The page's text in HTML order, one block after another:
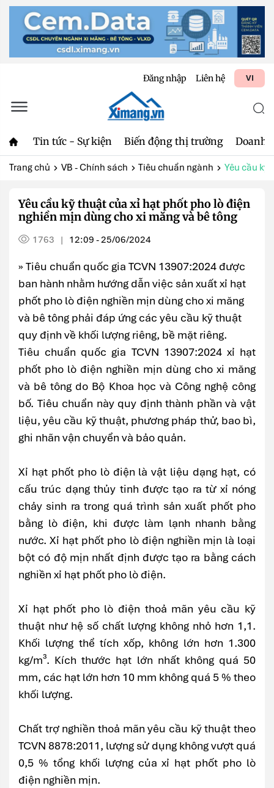
Đăng nhập Liên hệ VI
Tin tức - Sự kiện Biến động thị trường Doanh
Trang chủ VB - Chính sách Tiêu chuẩn ngành Yêu cầu kỹ
Yêu cầu kỹ thuật của xỉ hạt phốt pho lò điện
nghiền mịn dùng cho xi măng và bê tông
1763 | 12:09 - 25/06/2024
» Tiêu chuẩn quốc gia TCVN 13907:2024 được
ban hành nhằm hướng dẫn việc sản xuất xỉ hạt
phốt pho lò điện nghiền mịn dùng cho xi măng
và bê tông phải đáp ứng các yêu cầu kỹ thuật
quy định về khối lượng riêng, bề mặt riêng.
Tiêu chuẩn quốc gia TCVN 13907:2024 xỉ hạt
phốt pho lò điện nghiền mịn dùng cho xi măng
và bê tông do Bộ Khoa học và Công nghệ công
bố. Tiêu chuẩn này quy định thành phần và vật
liệu, yêu cầu kỹ thuật, phương pháp thử, bao bì,
ghi nhãn vận chuyển và bảo quản.
Xỉ hạt phốt pho lò điện là vật liệu dạng hạt, có
cấu trúc dạng thủy tinh được tạo ra từ xỉ nóng
chảy sinh ra trong quá trình sản xuất phốt pho
bằng lò điện, khi được làm lạnh nhanh bằng
nước. Xỉ hạt phốt pho lò điện nghiền mịn là loại
bột có độ mịn nhất định được tạo ra bằng cách
nghiền xỉ hạt phốt pho lò điện.
Xỉ hạt phốt pho lò điện thoả mãn yêu cầu kỹ
thuật như hệ số chất lượng không nhỏ hơn 1,1.
Khối lượng thể tích xốp, không lớn hơn 1.300
kg/m³. Kích thước hạt lớn nhất không quá 50
mm, các hạt lớn hơn 10 mm không quá 5 % theo
khối lượng.
Chất trợ nghiền thoả mãn yêu cầu kỹ thuật theo
TCVN 8878:2011, lượng sử dụng không vượt quá
0,5 % tổng khối lượng của xỉ hạt phốt pho lò
điện nghiền mịn.